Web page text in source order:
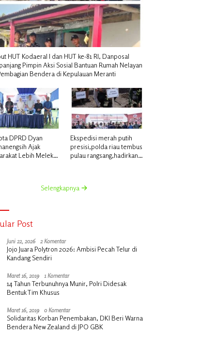
HUT Kodaeral I dan HUT ke-81 RI, Danposal
Pimpin Aksi Sosial Bantuan Rumah Nelayan
Bendera di Kepulauan Meranti
DPRD Dyan
Ajak
Lebih Melek
Ekspedisi merah putih
presisi,polda riau tembus
pulau rangsang,hadirkan
Selengkapnya
Post
Juni 22, 2026 2 Komentar
Jojo Juara Polytron 2026: Ambisi Pecah Telur di
Kandang Sendiri
Maret 16, 2019 1 Komentar
14 Tahun Terbunuhnya Munir, Polri Didesak
Bentuk Tim Khusus
Maret 16, 2019 0 Komentar
Solidaritas Korban Penembakan, DKI Beri Warna
Bendera New Zealand di JPO GBK